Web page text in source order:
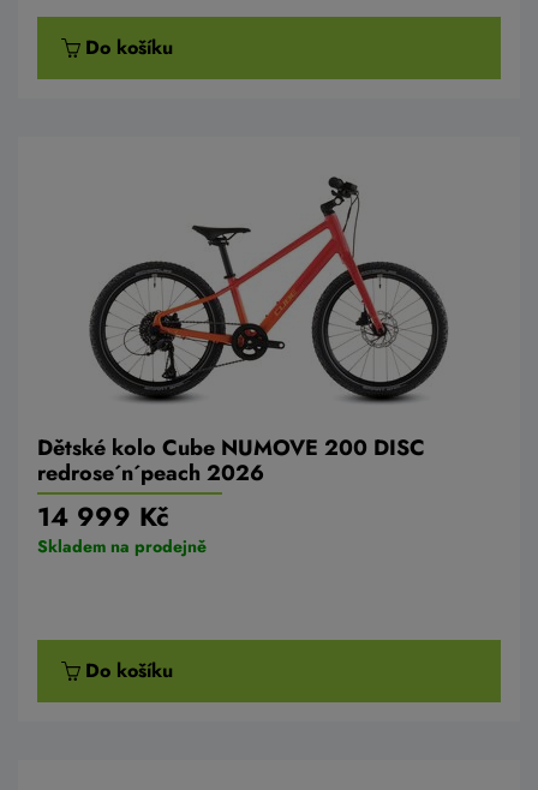
Do košíku
Dětské kolo Cube NUMOVE 200 DISC
redrose´n´peach 2026
14 999 Kč
Skladem na prodejně
Do košíku